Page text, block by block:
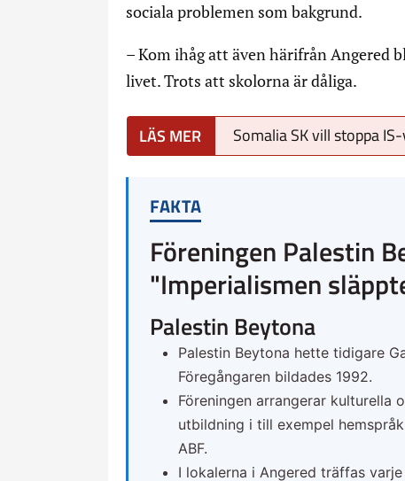
sociala problemen som bakgrund.
– Kom ihåg att även härifrån Angered
livet. Trots att skolorna är dåliga.
Somalia SK vill stoppa
FAKTA
Föreningen Palestin
"Imperialismen
Palestin Beytona
Palestin Beytona hette tidigare
Föregångaren bildades 1992.
Föreningen arrangerar kulturella
utbildning i till exempel
ABF.
I lokalerna i Angered träffas